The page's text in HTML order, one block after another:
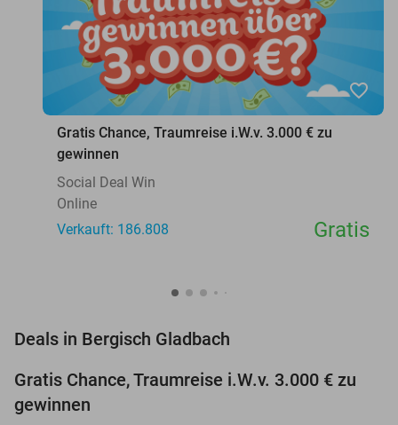
favorite_border
Gratis Chance, Traumreise i.W.v. 3.000 € zu
gewinnen
Social Deal Win
Online
Verkauft: 186.808
Gratis
Deals in Bergisch Gladbach
Gratis Chance, Traumreise i.W.v. 3.000 € zu
gewinnen